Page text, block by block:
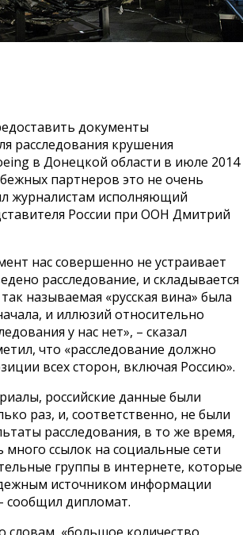
документы
расследования крушения
в Донецкой области в июле 2014
партнеров это не очень
журналистам исполняющий
России при ООН Дмитрий
нас совершенно не устраивает
расследование, и складывается
называемая «русская вина» была
и иллюзий относительно
у нас нет», – сказал
что «расследование должно
всех сторон, включая Россию».
российские данные были
раз, и, соответственно, не были
расследования, в то же время,
много ссылок на социальные сети
группы в интернете, которые
источником информации
сообщил дипломат.